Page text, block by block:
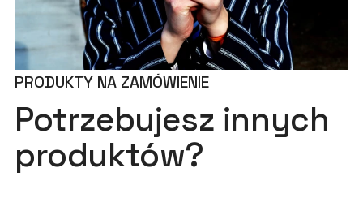
PRODUKTY NA ZAMÓWIENIE
Potrzebujesz innych
produktów?